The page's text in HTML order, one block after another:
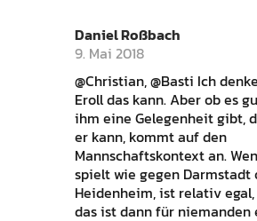
Daniel Roßbach
9. Mai 2018
@Christian, @Basti Ich
Eroll das kann. Aber ob es
ihm eine Gelegenheit gibt,
er kann, kommt auf den
Mannschaftskontext an.
spielt wie gegen Darmstadt
Heidenheim, ist relativ
das ist dann für niemanden